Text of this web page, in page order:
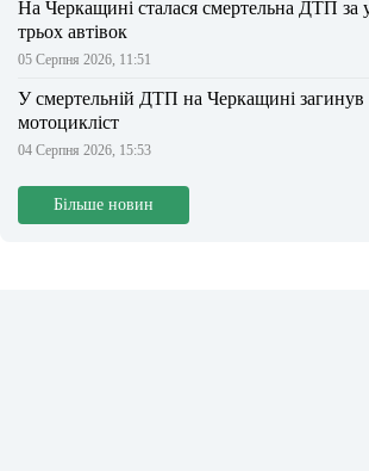
На Черкащині сталася смертельна ДТП за
трьох автівок
05 Серпня 2026, 11:51
У смертельній ДТП на Черкащині загинув
мотоцикліст
04 Серпня 2026, 15:53
Більше новин